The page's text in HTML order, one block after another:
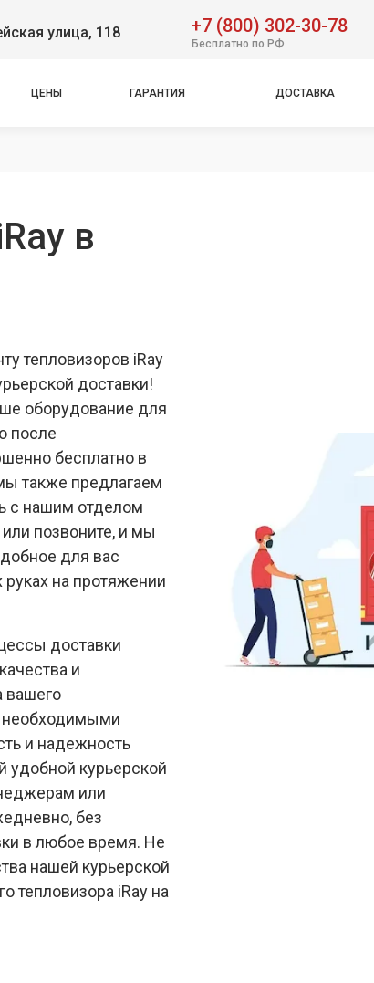
улица, 118 +7 (800) 302-30-78
Бесплатно по РФ
ЦЕНЫ ГАРАНТИЯ ДОСТАВКА
в
тепловизоров iRay
доставки!
оборудование для
после
бесплатно в
также предлагаем
с нашим отделом
позвоните, и мы
для вас
на протяжении
доставки
и
вашего
необходимыми
и надежность
удобной курьерской
или
без
в любое время. Не
нашей курьерской
тепловизора iRay на